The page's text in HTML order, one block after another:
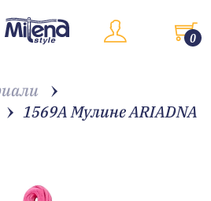
0
1569A Мулине АRIADNA